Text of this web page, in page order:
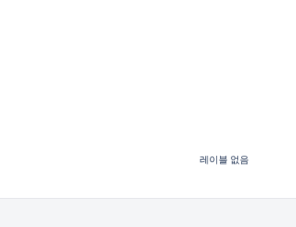
레이블 없음